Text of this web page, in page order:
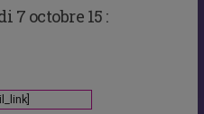
7 octobre 15 :